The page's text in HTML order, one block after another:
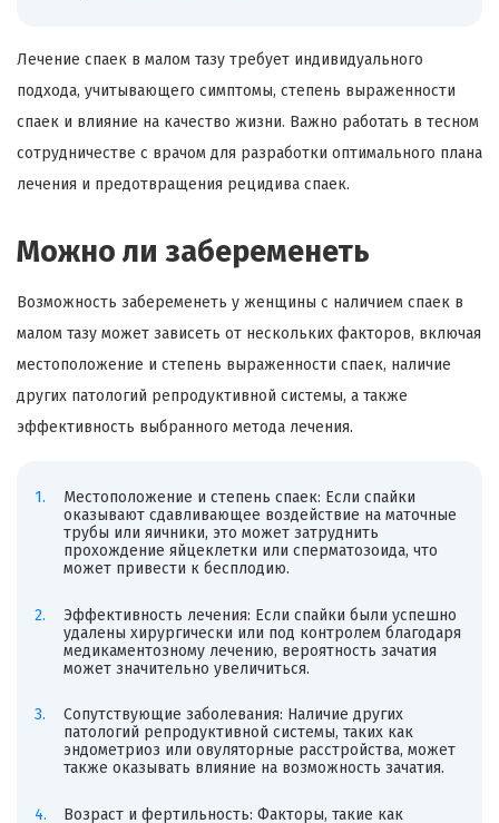
Лечение спаек в малом тазу требует индивидуального
подхода, учитывающего симптомы, степень выраженности
спаек и влияние на качество жизни. Важно работать в тесном
сотрудничестве с врачом для разработки оптимального плана
лечения и предотвращения рецидива спаек.
Можно ли забеременеть
Возможность забеременеть у женщины с наличием спаек в
малом тазу может зависеть от нескольких факторов, включая
местоположение и степень выраженности спаек, наличие
других патологий репродуктивной системы, а также
эффективность выбранного метода лечения.
Местоположение и степень спаек: Если спайки
оказывают сдавливающее воздействие на маточные
трубы или яичники, это может затруднить
прохождение яйцеклетки или сперматозоида, что
может привести к бесплодию.
Эффективность лечения: Если спайки были успешно
удалены хирургически или под контролем благодаря
медикаментозному лечению, вероятность зачатия
может значительно увеличиться.
Сопутствующие заболевания: Наличие других
патологий репродуктивной системы, таких как
эндометриоз или овуляторные расстройства, может
также оказывать влияние на возможность зачатия.
Возраст и фертильность: Факторы, такие как